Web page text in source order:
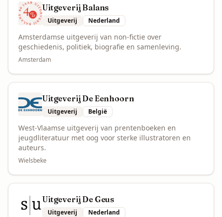
Uitgeverij Balans
Uitgeverij Nederland
Amsterdamse uitgeverij van non-fictie over
geschiedenis, politiek, biografie en samenleving.
Amsterdam
Uitgeverij De Eenhoorn
Uitgeverij België
West-Vlaamse uitgeverij van prentenboeken en
jeugdliteratuur met oog voor sterke illustratoren en
auteurs.
Wielsbeke
Uitgeverij De Geus
Uitgeverij Nederland